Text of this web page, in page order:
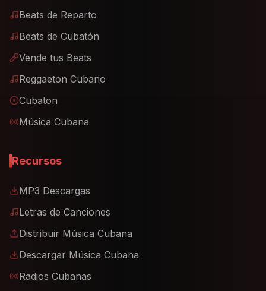
Beats de Reparto
Beats de Cubatón
Vende tus Beats
Reggaeton Cubano
Cubaton
Música Cubana
Recursos
MP3 Descargas
Letras de Canciones
Distribuir Música Cubana
Descargar Música Cubana
Radios Cubanas